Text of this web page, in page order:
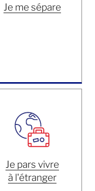
Je me sépare
Je pars vivre
à l'étranger